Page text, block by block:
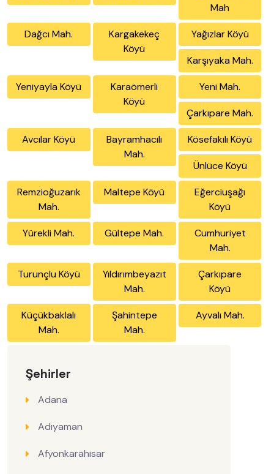
Şehirler
Adana
Adıyaman
Afyonkarahisar
Mah
Dağcı Mah.
Kargakekeç
Köyü
Yağızlar Köyü
Karşıyaka Mah.
Yeniyayla Köyü
Karaömerli
Köyü
Yeni Mah.
Çarkıpare Mah.
Avcılar Köyü
Bayramhacılı
Mah.
Kösefakılı Köyü
Ünlüce Köyü
Remzioğuzarık
Mah.
Maltepe Köyü
Eğerciuşağı
Köyü
Yürekli Mah. Gültepe Mah.
Cumhuriyet
Mah.
Turunçlu Köyü
Yıldırımbeyazıt
Mah.
Çarkıpare
Köyü
Küçükbaklalı
Mah.
Şahintepe
Mah.
Ayvalı Mah.